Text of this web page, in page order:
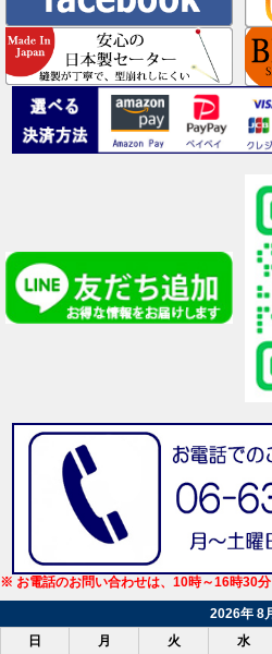
※ お電話のお問い合わせは、10時～16時30分
2026年 8
日
月 火 水